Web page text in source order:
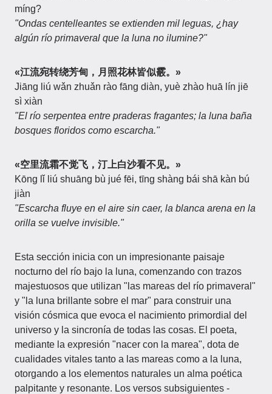
míng?
"Ondas centelleantes se extienden mil leguas, ¿hay
algún río primaveral que la luna no ilumine?"
«江流宛转绕芳甸，月照花林皆似霰。»
Jiāng liú wǎn zhuǎn rào fāng diàn, yuè zhào huā lín jiē
sì xiàn
"El río serpentea entre praderas fragantes; la luna baña
bosques floridos como escarcha."
«空里流霜不觉飞，汀上白沙看不见。»
Kōng lǐ liú shuāng bù jué fēi, tīng shàng bái shā kàn bú
jiàn
"Escarcha fluye en el aire sin caer, la blanca arena en la
orilla se vuelve invisible."
Esta sección inicia con un impresionante paisaje
nocturno del río bajo la luna, comenzando con trazos
majestuosos que utilizan "las mareas del río primaveral"
y "la luna brillante sobre el mar" para construir una
visión cósmica que evoca el nacimiento primordial del
universo y la sincronía de todas las cosas. El poeta,
mediante la expresión "nacer con la marea", dota de
cualidades vitales tanto a las mareas como a la luna,
otorgando a los elementos naturales un alma poética
palpitante y resonante. Los versos subsiguientes -